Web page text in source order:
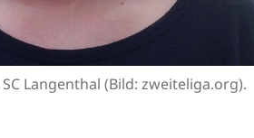
Langenthal (Bild: zweiteliga.org).